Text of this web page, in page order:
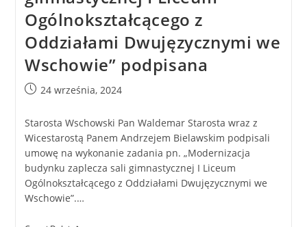
Ogólnokształcącego z
Oddziałami Dwujęzycznymi we
Wschowie” podpisana
24 września, 2024
Starosta Wschowski Pan Waldemar Starosta wraz z
Wicestarostą Panem Andrzejem Bielawskim podpisali
umowę na wykonanie zadania pn. „Modernizacja
budynku zaplecza sali gimnastycznej I Liceum
Ogólnokształcącego z Oddziałami Dwujęzycznymi we
Wschowie”.…